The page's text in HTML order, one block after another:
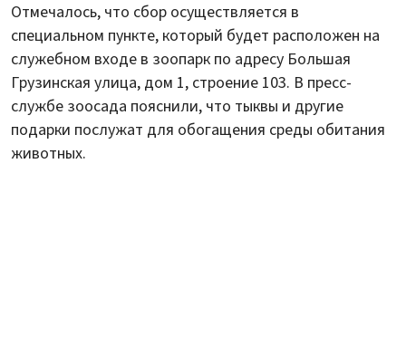
Отмечалось, что сбор осуществляется в
специальном пункте, который будет расположен на
служебном входе в зоопарк по адресу Большая
Грузинская улица, дом 1, строение 103. В пресс-
службе зоосада пояснили, что тыквы и другие
подарки послужат для обогащения среды обитания
животных.